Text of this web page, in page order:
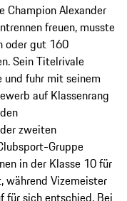
Champion Alexander
freuen, musste
oder gut 160
Sein Titelrivale
fuhr mit seinem
auf Klassenrang
zweiten
Gruppe
in der Klasse 10 für
während Vizemeister
für sich entschied. Bei